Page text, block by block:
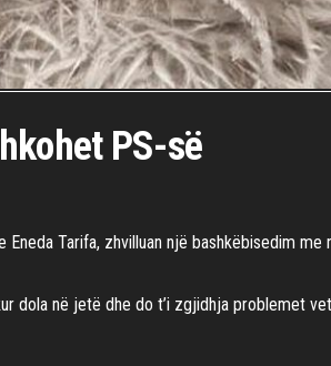
PS-së
Tarifa, zhvilluan një bashkëbisedim
dola në jetë dhe do t’i zgjidhja problemet